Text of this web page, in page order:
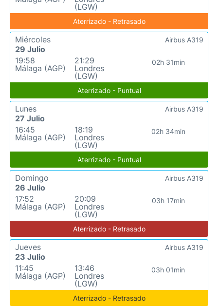
(LGW)
Aterrizado - Retrasado
Miércoles
29 Julio
19:58
Málaga (AGP)
21:29
Londres
(LGW)
02h 31min
Airbus A319
Aterrizado - Puntual
Lunes
27 Julio
16:45
Málaga (AGP)
18:19
Londres
(LGW)
02h 34min
Airbus A319
Aterrizado - Puntual
Domingo
26 Julio
17:52
Málaga (AGP)
20:09
Londres
(LGW)
03h 17min
Airbus A319
Aterrizado - Retrasado
Jueves
23 Julio
11:45
Málaga (AGP)
13:46
Londres
(LGW)
03h 01min
Airbus A319
Aterrizado - Retrasado